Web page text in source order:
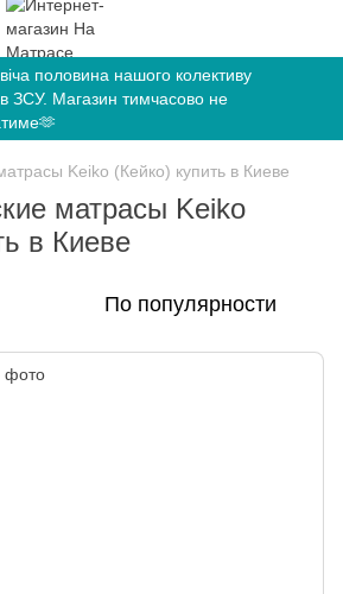
половина нашого колективу
ЗСУ. Магазин тимчасово не
Keiko (Кейко) купить в Киеве
матрасы Keiko
в Киеве
По популярности